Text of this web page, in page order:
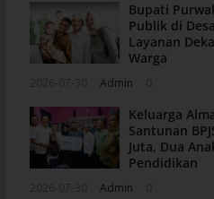
Bupati
Publik di
Layanan
Warga
Admin
Keluarga
Santunan
Juta, Dua
Pendidikan
Admin